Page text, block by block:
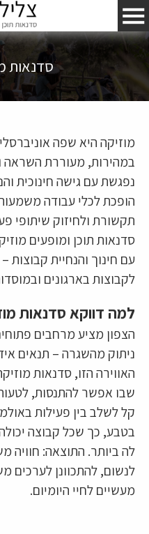
סדנאות
מוזיקה היא שפה
במהירות, מעוררת
נפגשת עם גישה חינוכית
הופכת לכלי עבודה
תקשורת ולחיזוק שיתופי
סדנאות תוכן ומופעים
עם חינוך והנחיית קבוצות
לקבוצות בארגונים
למה דווקא סדנאות
הצפון מציע מרחבים
ניתוק מהשגרה – תנאים
האווירה הזו, סדנאות
שבו אפשר להתנסות,
קל לשלב בין פעילות
בטבע, כך שכל קבוצה
לה ביותר. התוצאה:
לנשום, להתכוונן לערכים
מעשיים לחיי היומיום.